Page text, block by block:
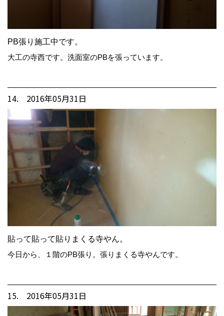
PB張り施工中です。
大工の寺西です。洗面室のPBを張っています。
14. 2016年05月31日
貼って貼って貼りまくる寺やん。
今日から、１階のPB張り。張りまくる寺やんです。
15. 2016年05月31日